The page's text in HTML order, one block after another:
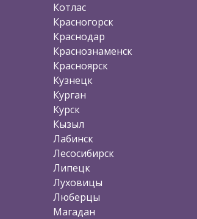
Котлас
Красногорск
Краснодар
Краснознаменск
Красноярск
Кузнецк
Курган
Курск
Кызыл
Лабинск
Лесосибирск
Липецк
Луховицы
Люберцы
Магадан